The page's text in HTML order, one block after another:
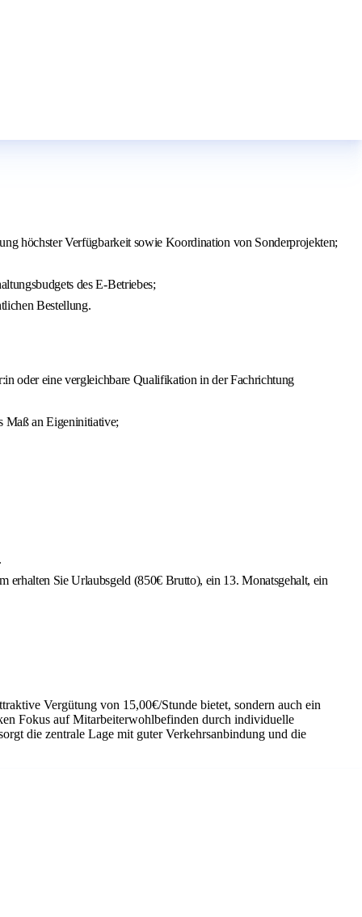
höchster Verfügbarkeit sowie Koordination von Sonderprojekten;
des E-Betriebes;
Bestellung.
oder eine vergleichbare Qualifikation in der Fachrichtung
Maß an Eigeninitiative;
erhalten Sie Urlaubsgeld (850€ Brutto), ein 13. Monatsgehalt, ein
Vergütung von 15,00€/Stunde bietet, sondern auch ein
Fokus auf Mitarbeiterwohlbefinden durch individuelle
die zentrale Lage mit guter Verkehrsanbindung und die